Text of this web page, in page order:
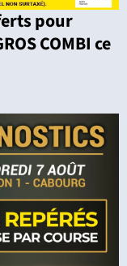
pour
COMBI ce